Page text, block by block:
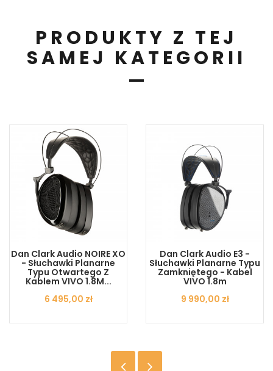
PRODUKTY Z TEJ
SAMEJ KATEGORII
Dan Clark Audio NOIRE XO
- Słuchawki Planarne
Typu Otwartego Z
Kablem VIVO 1.8M...
Cena
6 495,00 zł
Dan Clark Audio E3 -
Słuchawki Planarne Typu
Zamkniętego - Kabel
VIVO 1.8m
Cena
9 990,00 zł